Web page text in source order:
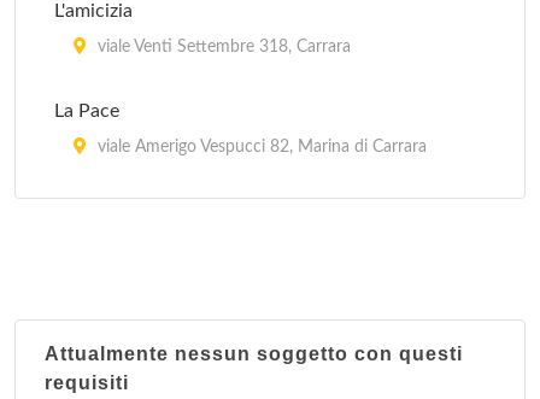
L'amicizia
viale Venti Settembre 318, Carrara
La Pace
viale Amerigo Vespucci 82, Marina di Carrara
Attualmente nessun soggetto con questi
requisiti